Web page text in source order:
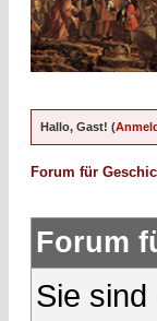
Hallo, Gast! (
Forum für
Forum
Sie